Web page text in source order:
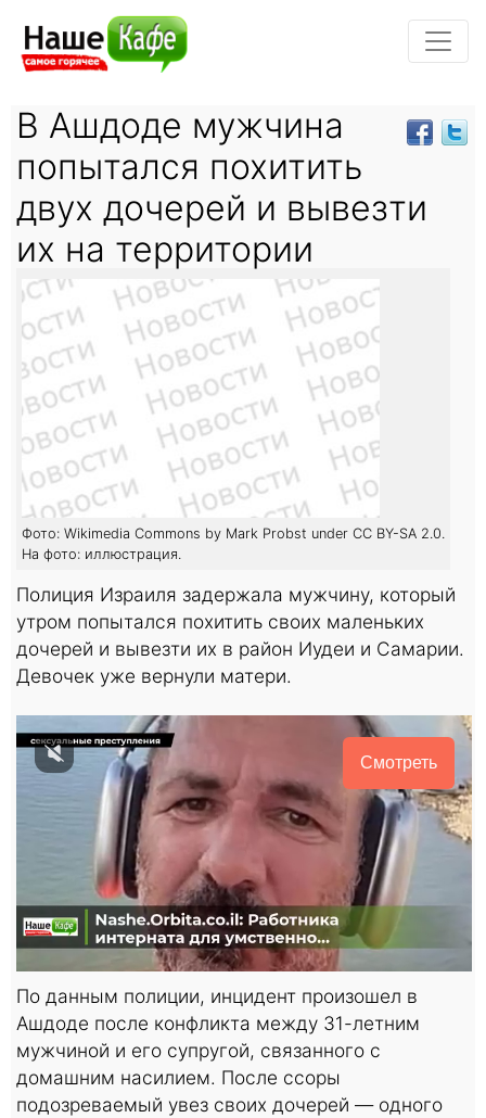
В Ашдоде мужчина
попытался похитить
двух дочерей и вывезти
их на территории
Фото: Wikimedia Commons by Mark Probst under CC BY-SA 2.0.
На фото: иллюстрация.
Полиция Израиля задержала мужчину, который
утром попытался похитить своих маленьких
дочерей и вывезти их в район Иудеи и Самарии.
Девочек уже вернули матери.
Смотреть
По данным полиции, инцидент произошел в
Ашдоде после конфликта между 31-летним
мужчиной и его супругой, связанного с
домашним насилием. После ссоры
подозреваемый увез своих дочерей — одного